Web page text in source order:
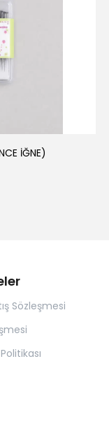
İĞNE)
Sözleşmesi